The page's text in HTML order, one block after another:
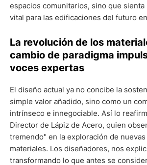
espacios comunitarios, sino que
vital para las edificaciones del futuro
La revolución de los
cambio de paradigma
voces expertas
El diseño actual ya no concibe la
simple valor añadido, sino como un
intrínseco e innegociable. Así lo
Director de Lápiz de Acero, quien
tremendo" en la exploración de
materiales. Los diseñadores, nos
transformando lo que antes se